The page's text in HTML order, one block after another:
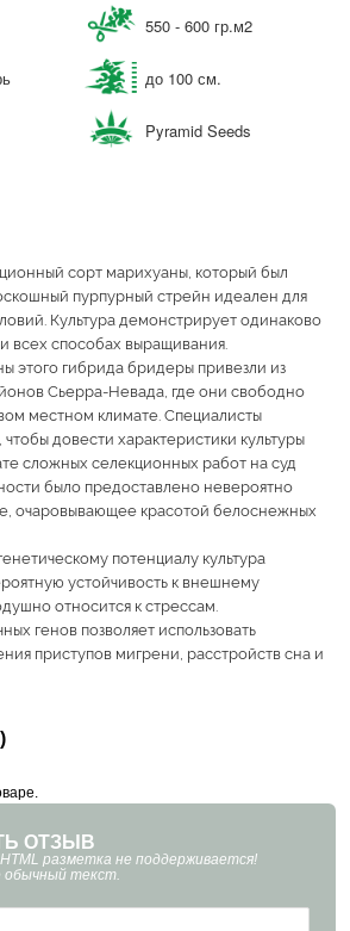
550 - 600 гр.м2
до 100 см.
Pyramid Seeds
сорт марихуаны, который был
пурпурный стрейн идеален для
Культура демонстрирует одинаково
всех способах выращивания.
этого гибрида бридеры привезли из
Сьерра-Невада, где они свободно
местном климате. Специалисты
довести характеристики культуры
сложных селекционных работ на суд
было предоставлено невероятно
очаровывающее красотой белоснежных
потенциалу культура
устойчивость к внешнему
относится к стрессам.
генов позволяет использовать
приступов мигрени, расстройств сна и
ОТЗЫВ
разметка не поддерживается!
обычный текст.